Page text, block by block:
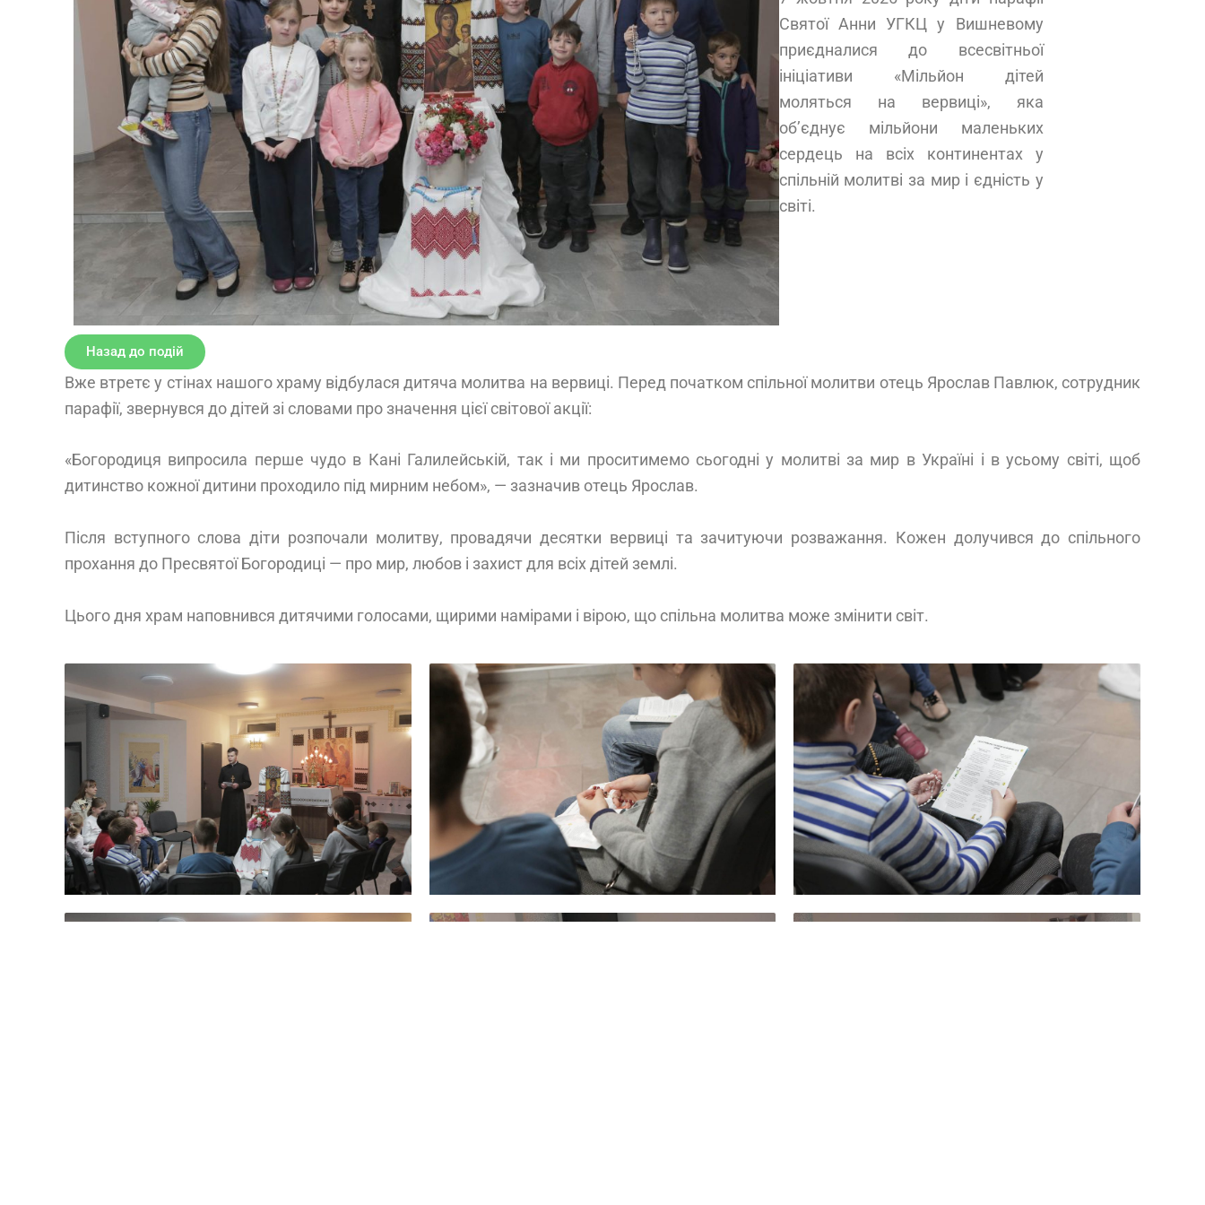
Святої Анни УГКЦ у Вишневому
приєдналися до всесвітньої
ініціативи «Мільйон дітей
моляться на вервиці», яка
об’єднує мільйони маленьких
сердець на всіх континентах у
спільній молитві за мир і єдність у
світі.
Назад до подій
Вже втретє у стінах нашого храму відбулася дитяча молитва на вервиці. Перед початком спільної молитви отець Ярослав Павлюк, сотрудник
парафії, звернувся до дітей зі словами про значення цієї світової акції:
«Богородиця випросила перше чудо в Кані Галилейській, так і ми проситимемо сьогодні у молитві за мир в Україні і в усьому світі, щоб
дитинство кожної дитини проходило під мирним небом», — зазначив отець Ярослав.
Після вступного слова діти розпочали молитву, провадячи десятки вервиці та зачитуючи розважання. Кожен долучився до спільного
прохання до Пресвятої Богородиці — про мир, любов і захист для всіх дітей землі.
Цього дня храм наповнився дитячими голосами, щирими намірами і вірою, що спільна молитва може змінити світ.